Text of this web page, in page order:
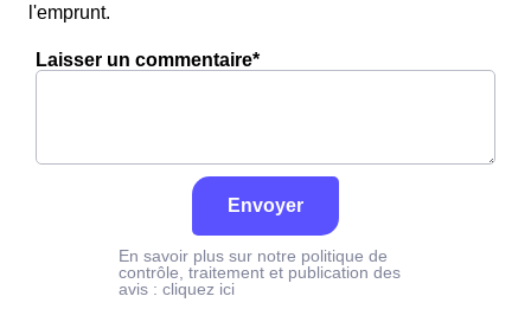
l'emprunt.
Laisser un commentaire*
Envoyer
En savoir plus sur notre politique de
contrôle, traitement et publication des
avis : cliquez ici